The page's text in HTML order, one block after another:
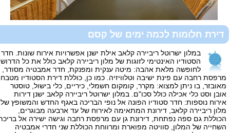
דירת חלומות לכמה ימים של קסם
במלון ישרוטל ריביירה קלאב אילת ישנן אפשרויות אירוח שונות. חדר
הסטודיו האינטימי לזוגות של מלון ריביירה קלאב כולל את כל הדרוש
לחופשה מלאת אהבה: מיטה ענקית ומפנקת, חדר אמבטיה מסודר,
מרפסת רחבה עם פינת ישיבה וטלוויזיה. כמו כן, כוללת דירת הסטודיו מטבח
מאובזר, בו ניתן למצוא: מקרר, קומקום חשמלי, כיריים, כלי בישול, טוסטר
אובן וסט כלי אכילה כולל סכו"ם. במלון ישרוטל ריביירה קלאב ישנן דירות
אירוח נוספות: חדר סטודיו הפונה אל נופי הבריכה באגף החדש והמשופץ של
מלון ריביירה קלאב, דירונת המתאימה לאירוח של עד ארבעה מבוגרים,
הכוללת גם ספה נפתחת, דירונת גן עם מרפסת רחבה וגישה ישירה אל בריכת
השחייה של המלון, סוויטה מפוארת ומרווחת הכוללת שני חדרי אמבטיה